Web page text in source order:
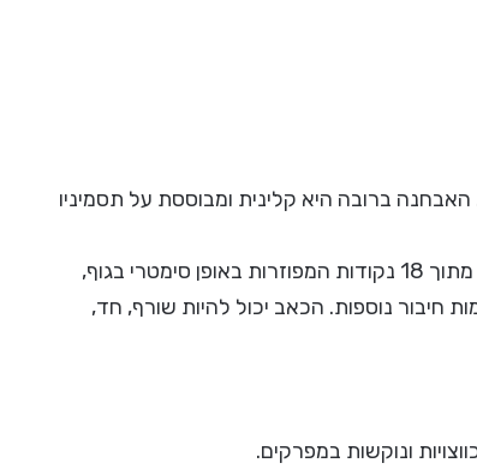
ברובה היא קלינית ומבוססת על תסמיניו
• כאב – זהו הסימפטום המרכזי, כאב הנמשך לפחות 3 חודשים ב-11 מתוך 18 נקודות המפוזרות באופן סימטרי בגוף,
חיבור נוספות. הכאב יכול להיות שורף, חד,
ונוקשות במפרקים.